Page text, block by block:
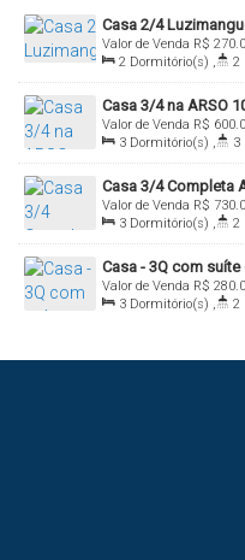
Casa 2/4
R$
Valor de Venda
Jardim Milão, 77500-
Brasil
2 Dormitório(s) , 2
Sala(s) , 1 Suíte(s) ,
Casa 3/4 na ARSO
R$
Valor de Venda
050, Plano Diretor Sul,
3 Dormitório(s) , 3
Vaga(s) , Útil: 98.00
Casa 3/4 Completa
R$
Valor de Venda
Plano Diretor Sul,
3 Dormitório(s) , 2
Vaga(s) , Útil: 110.00
Casa - 3Q com suíte
R$
Valor de Venda
Sul (Taquaralto),
3 Dormitório(s) , 2